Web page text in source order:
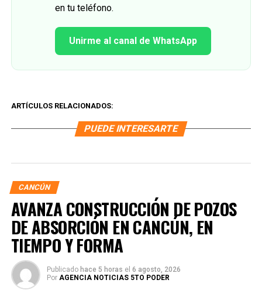
en tu teléfono.
Unirme al canal de WhatsApp
ARTÍCULOS RELACIONADOS:
PUEDE INTERESARTE
CANCÚN
AVANZA CONSTRUCCIÓN DE POZOS
DE ABSORCIÓN EN CANCÚN, EN
TIEMPO Y FORMA
Publicado hace 5 horas el 6 agosto, 2026
Por AGENCIA NOTICIAS 5TO PODER